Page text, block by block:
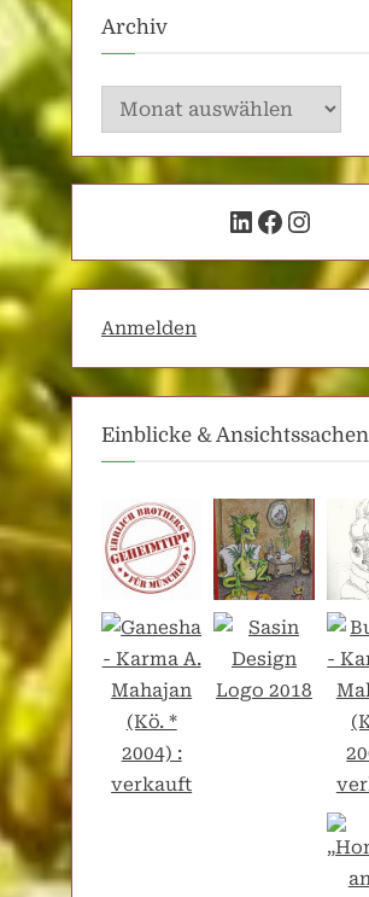
Archiv
Archiv
LinkedIn
Anmelden
Einblicke & Ansichtssachen